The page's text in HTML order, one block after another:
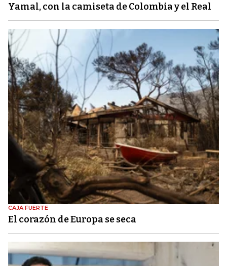
Yamal, con la camiseta de Colombia y el Real
CAJA FUERTE
El corazón de Europa se seca